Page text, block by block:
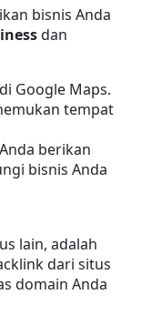
bisnis Anda
dan
Google Maps.
tempat
berikan
bisnis Anda
lain, adalah
dari situs
domain Anda